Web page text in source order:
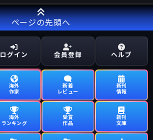
ページの先頭へ
ログイン 会員登録 ヘルプ
海外
作家
新着
レビュー
新刊
情報
海外
ランキング
受賞
作品
新刊
文庫